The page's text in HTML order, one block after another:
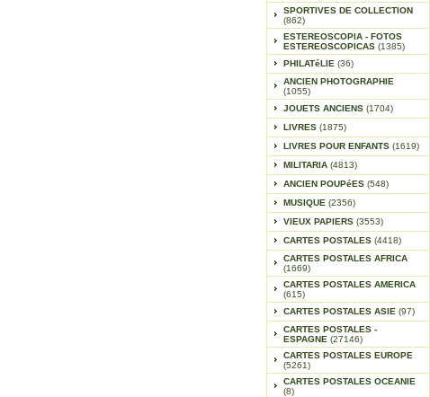
SPORTIVES DE COLLECTION
(862)
ESTEREOSCOPIA - FOTOS
ESTEREOSCOPICAS (1385)
PHILATéLIE (36)
ANCIEN PHOTOGRAPHIE
(1055)
JOUETS ANCIENS (1704)
LIVRES (1875)
LIVRES POUR ENFANTS (1619)
MILITARIA (4813)
ANCIEN POUPéES (548)
MUSIQUE (2356)
VIEUX PAPIERS (3553)
CARTES POSTALES (4418)
CARTES POSTALES AFRICA
(1669)
CARTES POSTALES AMERICA
(615)
CARTES POSTALES ASIE (97)
CARTES POSTALES -
ESPAGNE (27146)
CARTES POSTALES EUROPE
(5261)
CARTES POSTALES OCEANIE
(8)